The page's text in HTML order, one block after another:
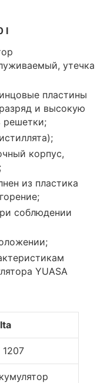
I
утечка
пластины
и высокую
решетки;
корпус,
из пластика
соблюдении
YUASA
1207